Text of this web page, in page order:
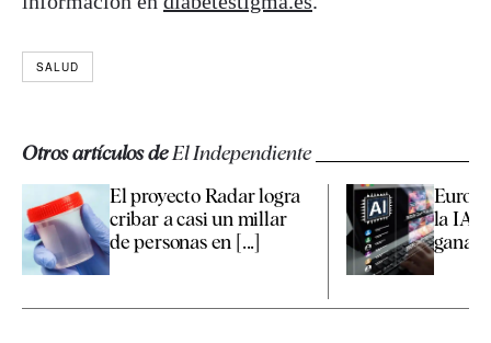
SALUD
Otros artículos deEl Independiente
El proyecto Radar logra
cribar a casi un millar
de personas en [...]
la IA
ganar